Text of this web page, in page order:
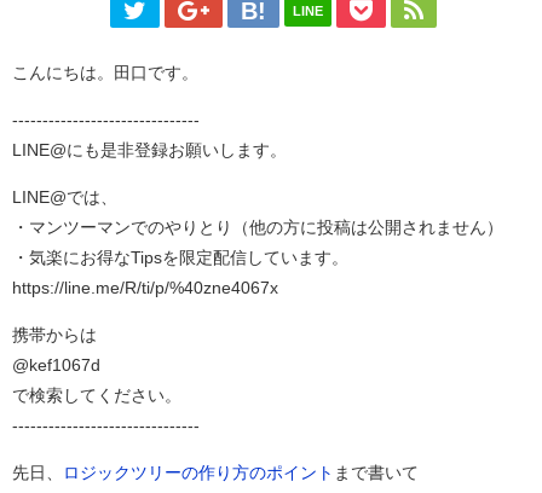
LINE
こんにちは。田口です。
-------------------------------
LINE@にも是非登録お願いします。
LINE@では、
・マンツーマンでのやりとり（他の方に投稿は公開されません）
・気楽にお得なTipsを限定配信しています。
https://line.me/R/ti/p/%40zne4067x
携帯からは
@kef1067d
で検索してください。
-------------------------------
先日、 ロジックツリーの作り方のポイント まで書いて